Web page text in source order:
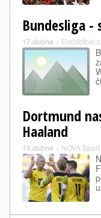
Bundesliga -
17.dubna »
Dortmund
Haaland
16.dubna » NOVA Sport